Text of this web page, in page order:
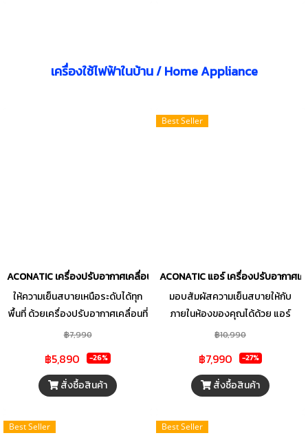
เครื่องใช้ไฟฟ้าในบ้าน / Home Appliance
ACONATIC เครื่องปรับอากาศเคลื่อนที่ (7000 BTU) รุุ่น AN-PAC07C1
ให้ความเย็นสบายเหนือระดับได้ทุก
พื้นที่ ด้วยเครื่องปรับอากาศเคลื่อนที่
คุณภาพดีจาก ACONATIC ให้ลมเย็น
ให้คุณเย็นสบายได้ตลอดเวลา
฿7,990
฿5,890 -26%
สั่งซื้อสินค้า
Best Seller
ACONATIC แอร์ เครื่องปรับอากาศ
มอบสัมผัสความเย็นสบายให้กับ
ภายในห้องของคุณได้ด้วย แอร์
เคลื่อนที่ 9,000 BTU ACONATIC
ขนาดกะทัดรัด พร้อมล้อเข็นเคลื่อน
ย้ายสะดวก เหมาะกับห้องขนาด 15-18
ตร.ม. เพียงพอต่อการทำความเย็นได้
สูง ทำงานเงียบสนิท พร้อมฟังก์ชัน
฿10,990
฿7,990 -27%
สั่งซื้อสินค้า
Best Seller Best Seller